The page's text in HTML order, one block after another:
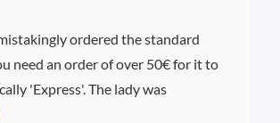
ordered the standard
need an order of over 50€ for it to
'Express'. The lady was